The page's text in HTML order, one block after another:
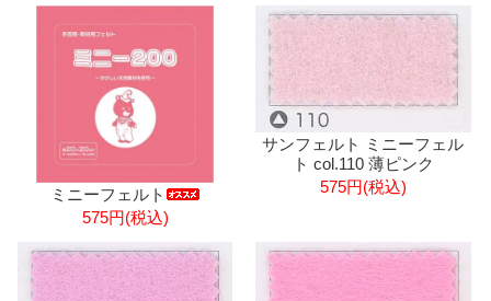
ミニーフェルト
575円(税込)
サンフェルト ミニーフェル
ト col.110 薄ピンク
575円(税込)